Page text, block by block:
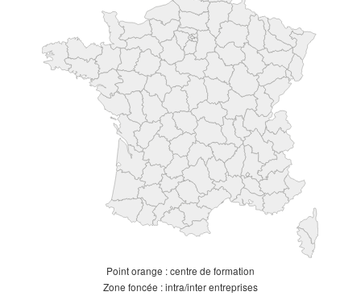
Point orange : centre de formation
Zone foncée : intra/inter entreprises